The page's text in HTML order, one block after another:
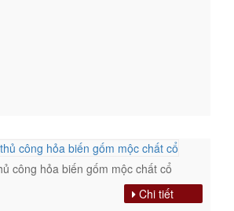
công hỏa biến gốm mộc chất cổ
Chi tiết